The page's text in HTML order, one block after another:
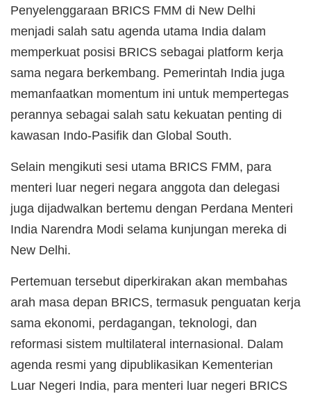
Penyelenggaraan BRICS FMM di New Delhi
menjadi salah satu agenda utama India dalam
memperkuat posisi BRICS sebagai platform kerja
sama negara berkembang. Pemerintah India juga
memanfaatkan momentum ini untuk mempertegas
perannya sebagai salah satu kekuatan penting di
kawasan Indo-Pasifik dan Global South.
Selain mengikuti sesi utama BRICS FMM, para
menteri luar negeri negara anggota dan delegasi
juga dijadwalkan bertemu dengan Perdana Menteri
India Narendra Modi selama kunjungan mereka di
New Delhi.
Pertemuan tersebut diperkirakan akan membahas
arah masa depan BRICS, termasuk penguatan kerja
sama ekonomi, perdagangan, teknologi, dan
reformasi sistem multilateral internasional. Dalam
agenda resmi yang dipublikasikan Kementerian
Luar Negeri India, para menteri luar negeri BRICS